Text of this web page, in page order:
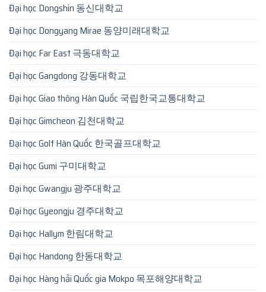
Đại học Dongshin 동신대학교
Đại học Dongyang Mirae 동양미래대학교
Đại học Far East 극동대학교
Đại học Gangdong 강동대학교
Đại học Giao thông Hàn Quốc 국립한국교통대학교
Đại học Gimcheon 김천대학교
Đại học Golf Hàn Quốc 한국골프대학교
Đại học Gumi 구미대학교
Đại học Gwangju 광주대학교
Đại học Gyeongju 경주대학교
Đại học Hallym 한림대학교
Đại học Handong 한동대학교
Đại học Hàng hải Quốc gia Mokpo 목포해양대학교